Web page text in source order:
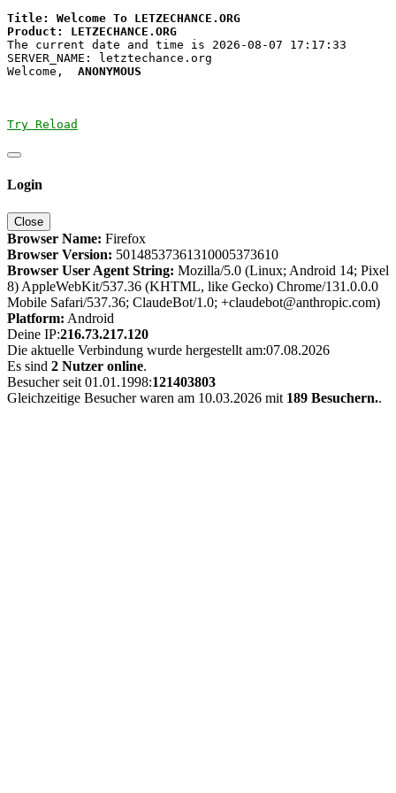
Title: Welcome To LETZECHANCE.ORG
The current date and time is 2026-08-07 17:17:33
SERVER_NAME: letztechance.org
Welcome, ANONYMOUS
Try Reload
Login
Close
Browser Name: Firefox
Browser Version: 50148537361310005373610
Browser User Agent String: Mozilla/5.0 (Linux; Android 14; Pixel
8) AppleWebKit/537.36 (KHTML, like Gecko) Chrome/131.0.0.0
Mobile Safari/537.36; ClaudeBot/1.0; +claudebot@anthropic.com)
Platform: Android
Deine IP:216.73.217.120
Die aktuelle Verbindung wurde hergestellt am:07.08.2026
Es sind 2 Nutzer online.
Besucher seit 01.01.1998:121403803
Gleichzeitige Besucher waren am 10.03.2026 mit 189 Besuchern..